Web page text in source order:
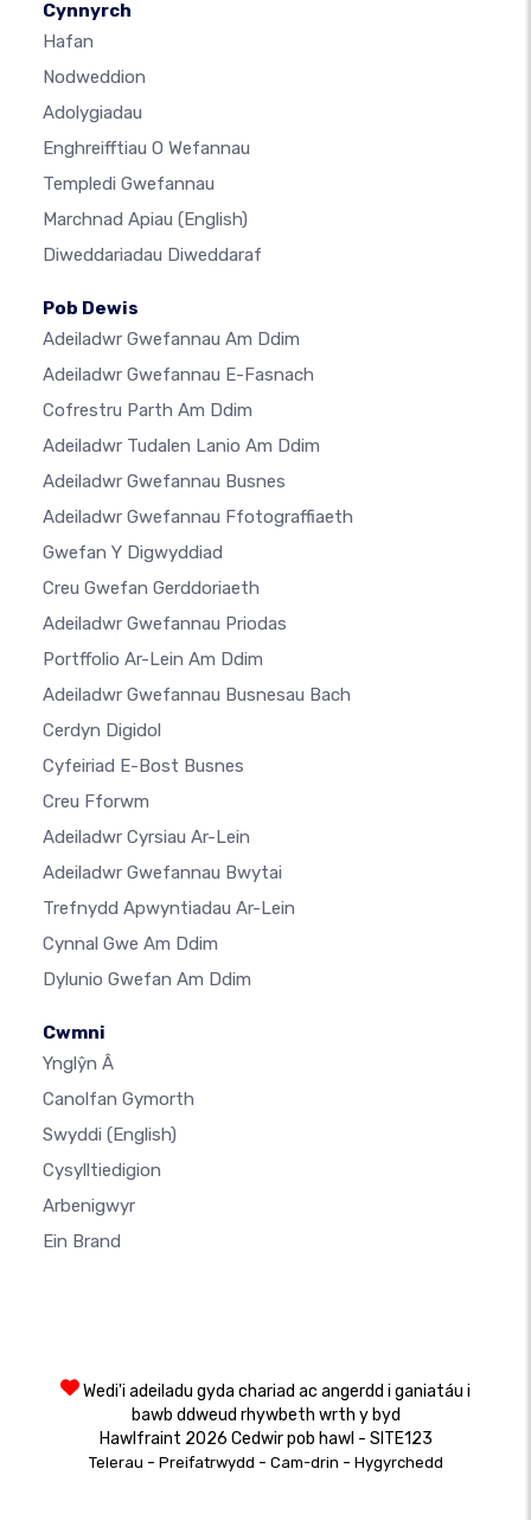
Cynnyrch
Hafan
Nodweddion
Adolygiadau
Enghreifftiau O Wefannau
Templedi Gwefannau
Marchnad Apiau (English)
Diweddariadau Diweddaraf
Pob Dewis
Adeiladwr Gwefannau Am Ddim
Adeiladwr Gwefannau E-Fasnach
Cofrestru Parth Am Ddim
Adeiladwr Tudalen Lanio Am Ddim
Adeiladwr Gwefannau Busnes
Adeiladwr Gwefannau Ffotograffiaeth
Gwefan Y Digwyddiad
Creu Gwefan Gerddoriaeth
Adeiladwr Gwefannau Priodas
Portffolio Ar-Lein Am Ddim
Adeiladwr Gwefannau Busnesau Bach
Cerdyn Digidol
Cyfeiriad E-Bost Busnes
Creu Fforwm
Adeiladwr Cyrsiau Ar-Lein
Adeiladwr Gwefannau Bwytai
Trefnydd Apwyntiadau Ar-Lein
Cynnal Gwe Am Ddim
Dylunio Gwefan Am Ddim
Cwmni
Ynglŷn Â
Canolfan Gymorth
Swyddi (English)
Cysylltiedigion
Arbenigwyr
Ein Brand
Wedi'i adeiladu gyda chariad ac angerdd i ganiatáu i
bawb ddweud rhywbeth wrth y byd
Hawlfraint 2026 Cedwir pob hawl - SITE123
Telerau - Preifatrwydd - Cam-drin - Hygyrchedd